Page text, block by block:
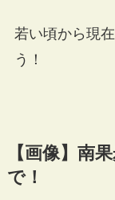
若い頃から現
う！
【画像】南
で！